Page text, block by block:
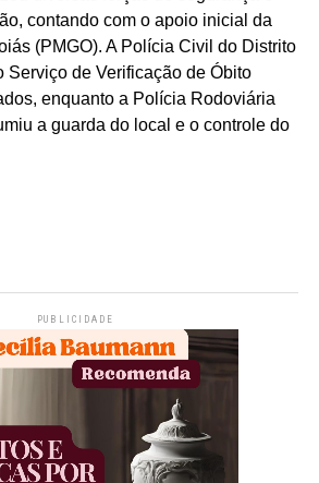
contando com o apoio inicial da
(PMGO). A Polícia Civil do Distrito
Serviço de Verificação de Óbito
enquanto a Polícia Rodoviária
a guarda do local e o controle do
PUBLICIDADE